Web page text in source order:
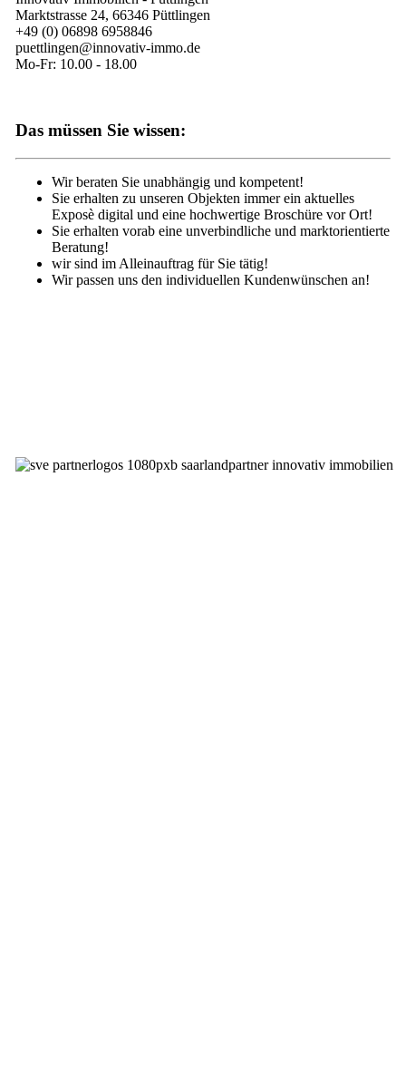
Marktstrasse 24, 66346 Püttlingen
+49 (0) 06898 6958846
puettlingen@innovativ-immo.de
Mo-Fr: 10.00 - 18.00
Das müssen Sie wissen:
Wir beraten Sie unabhängig und kompetent!
Sie erhalten zu unseren Objekten immer ein aktuelles
Exposè digital und eine hochwertige Broschüre vor Ort!
Sie erhalten vorab eine unverbindliche und marktorientierte
Beratung!
wir sind im Alleinauftrag für Sie tätig!
Wir passen uns den individuellen Kundenwünschen an!